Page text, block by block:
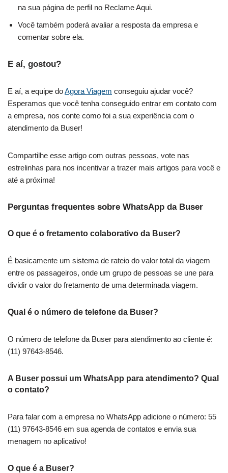
na sua página de perfil no Reclame Aqui.
Você também poderá avaliar a resposta da empresa e
comentar sobre ela.
E aí, gostou?
E aí, a equipe doAgora Viagem conseguiu ajudar você?
Esperamos que você tenha conseguido entrar em contato com
a empresa, nos conte como foi a sua experiência com o
atendimento da Buser!
Compartilhe esse artigo com outras pessoas, vote nas
estrelinhas para nos incentivar a trazer mais artigos para você e
até a próxima!
Perguntas frequentes sobre WhatsApp da Buser
O que é o fretamento colaborativo da Buser?
É basicamente um sistema de rateio do valor total da viagem
entre os passageiros, onde um grupo de pessoas se une para
dividir o valor do fretamento de uma determinada viagem.
Qual é o número de telefone da Buser?
O número de telefone da Buser para atendimento ao cliente é:
(11) 97643-8546.
A Buser possui um WhatsApp para atendimento? Qual
o contato?
Para falar com a empresa no WhatsApp adicione o número: 55
(11) 97643-8546 em sua agenda de contatos e envia sua
menagem no aplicativo!
O que é a Buser?